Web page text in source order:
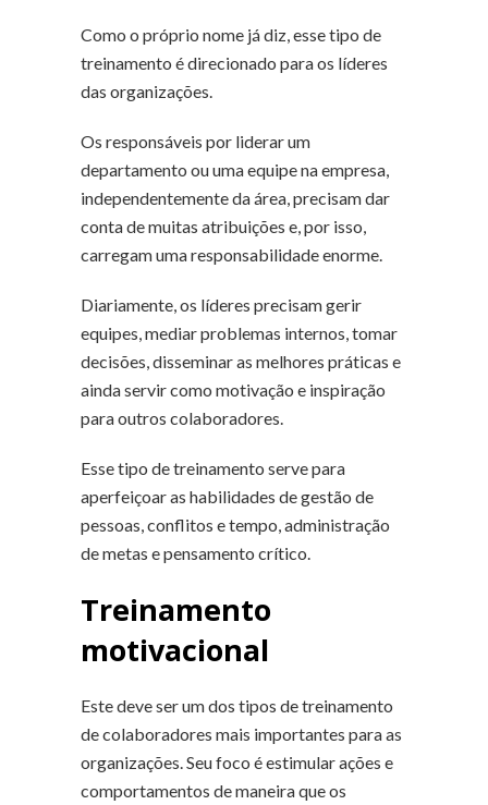
Como o próprio nome já diz, esse tipo de
treinamento é direcionado para os líderes
das organizações.
Os responsáveis por liderar um
departamento ou uma equipe na empresa,
independentemente da área, precisam dar
conta de muitas atribuições e, por isso,
carregam uma responsabilidade enorme.
Diariamente, os líderes precisam gerir
equipes, mediar problemas internos, tomar
decisões, disseminar as melhores práticas e
ainda servir como motivação e inspiração
para outros colaboradores.
Esse tipo de treinamento serve para
aperfeiçoar as habilidades de gestão de
pessoas, conflitos e tempo, administração
de metas e pensamento crítico.
Treinamento
motivacional
Este deve ser um dos tipos de treinamento
de colaboradores mais importantes para as
organizações. Seu foco é estimular ações e
comportamentos de maneira que os